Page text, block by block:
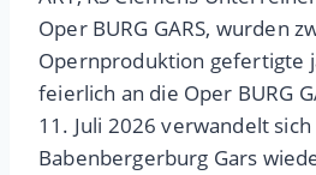
Oper BURG GARS, wurden
Opernproduktion gefertigte
feierlich an die Oper BURG
11. Juli 2026 verwandelt
Babenbergerburg Gars